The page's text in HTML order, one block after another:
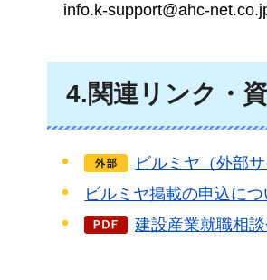
info.k-support@ahc-
4.関連リンク・
ビルミヤ（外部
ビルミヤ掲載の申込につ
建設産業就職相